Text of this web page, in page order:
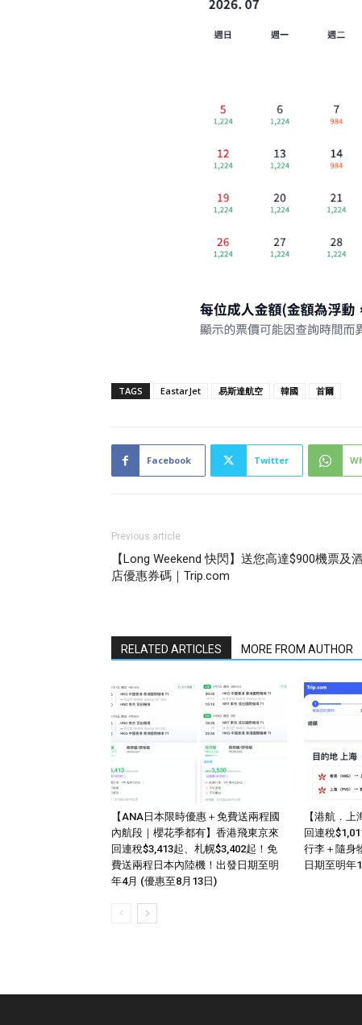
TAGS EastarJet 易斯達航空 韓國 首爾
Facebook Twitter
Previous article
【Long Weekend 快閃】送您高達$900機票及
店優惠券碼｜Trip.com
RELATED ARTICLES MORE FROM AUTHOR
【ANA日本限時優惠＋免費送兩程國
內航段｜櫻花季都有】香港飛東京來
回連稅$3,413起、札幌$3,402起！免
費送兩程日本內陸機！出發日期至明
年4月 (優惠至8月13日)
【港航．
回連稅
行李＋隨身
日期至明年